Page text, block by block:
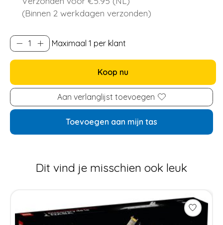
(Binnen 2 werkdagen verzonden)
Maximaal 1 per klant
Koop nu
Aan verlanglijst toevoegen
Toevoegen aan mijn tas
Dit vind je misschien ook leuk